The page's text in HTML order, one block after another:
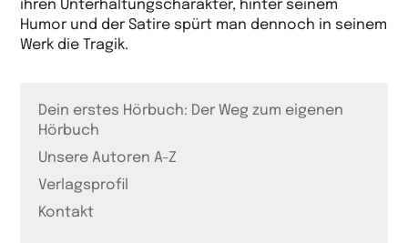
ihren Unterhaltungscharakter, hinter seinem
Humor und der Satire spürt man dennoch in seinem
Werk die Tragik.
Dein erstes Hörbuch: Der Weg zum eigenen
Hörbuch
Unsere Autoren A-Z
Verlagsprofil
Kontakt